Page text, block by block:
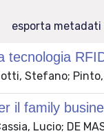
esporta metadati
tecnologia
Stefano;
il family
Lucio; DE